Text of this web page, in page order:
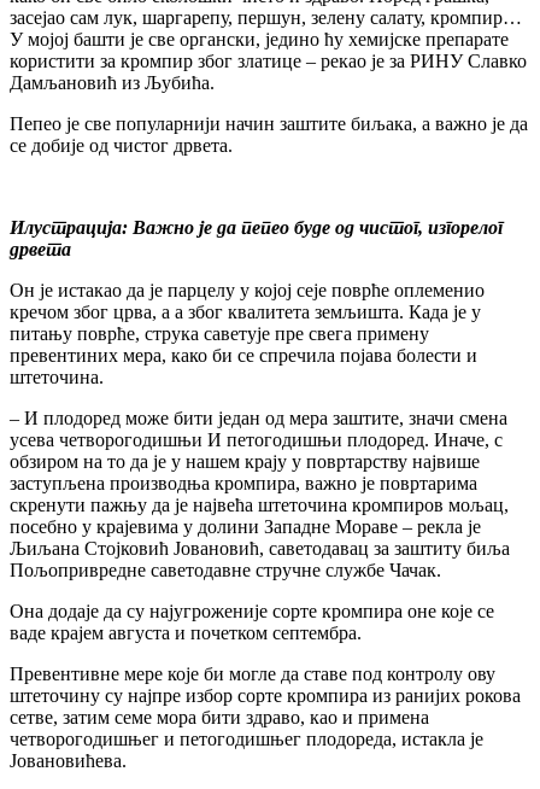
засејао сам лук, шаргарепу, першун, зелену салату, кромпир…
У мојој башти је све органски, једино ћу хемијске препарате
користити за кромпир због златице – рекао је за РИНУ Славко
Дамљановић из Љубића.
Пепео је све популарнији начин заштите биљака, а важно је да
се добије од чистог дрвета.
Илустрација: Важно је да пепео буде од чистог, изгорелог
дрвета
Он је истакао да је парцелу у којој сеје поврће оплеменио
кречом због црва, а а због квалитета земљишта. Када је у
питању поврће, струка саветује пре свега примену
превентиних мера, како би се спречила појава болести и
штеточина.
– И плодоред може бити један од мера заштите, значи смена
усева четворогодишњи И петогодишњи плодоред. Иначе, с
обзиром на то да је у нашем крају у повртарству највише
заступљена производња кромпира, важно је повртарима
скренути пажњу да је највећа штеточина кромпиров мољац,
посебно у крајевима у долини Западне Мораве – рекла је
Љиљана Стојковић Јовановић, саветодавац за заштиту биља
Пољопривредне саветодавне стручне службе Чачак.
Она додаје да су најугроженије сорте кромпира оне које се
ваде крајем августа и почетком септембра.
Превентивне мере које би могле да ставе под контролу ову
штеточину су најпре избор сорте кромпира из ранијих рокова
сетве, затим семе мора бити здраво, као и примена
четворогодишњег и петогодишњег плодореда, истакла је
Јовановићева.